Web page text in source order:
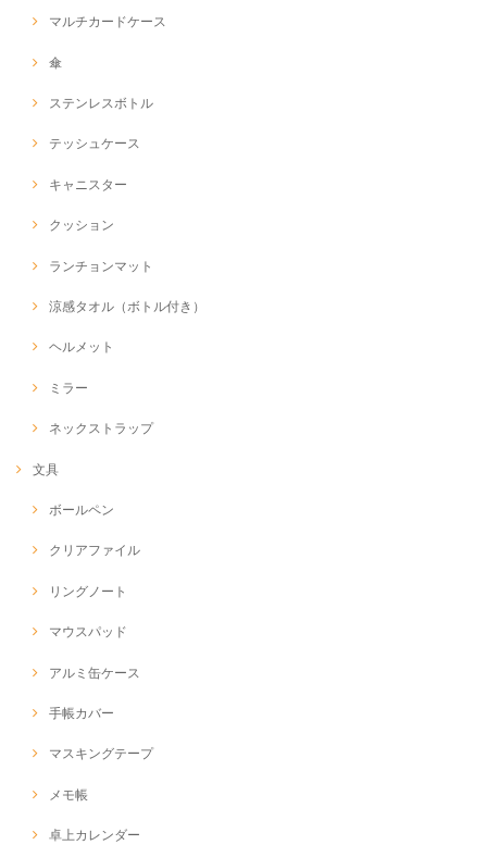
マルチカードケース
傘
ステンレスボトル
テッシュケース
キャニスター
クッション
ランチョンマット
涼感タオル（ボトル付き）
ヘルメット
ミラー
ネックストラップ
文具
ボールペン
クリアファイル
リングノート
マウスパッド
アルミ缶ケース
手帳カバー
マスキングテープ
メモ帳
卓上カレンダー